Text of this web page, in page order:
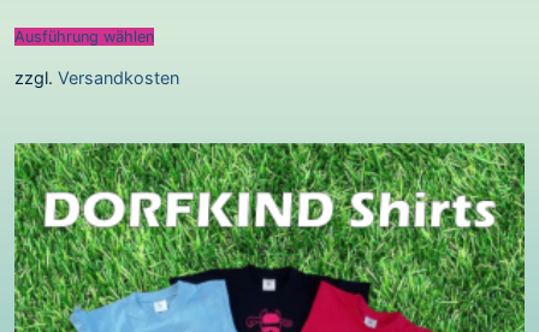
Ausführung wählen
zzgl. Versandkosten